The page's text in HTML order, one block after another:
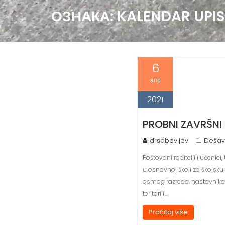
ОЗНАКА:KALENDAR
6
апр
2021
PROBNI
drsabovljev
Poštovani roditelji i
u osnovnoj školi za
osmog razreda,
teritoriji…
Pročitaj više